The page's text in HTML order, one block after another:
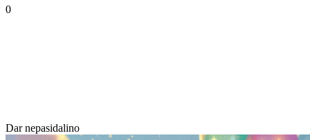
0
Dar nepasidalino